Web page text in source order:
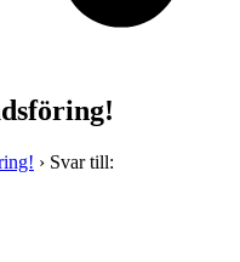
› Svar till: